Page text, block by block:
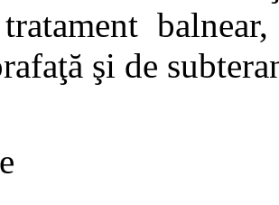
şi de